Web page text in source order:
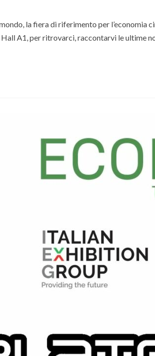
la fiera di riferimento per
A1, per ritrovarci, raccontarvi le ultime